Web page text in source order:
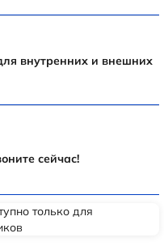
внутренних и внешних
сейчас!
только для